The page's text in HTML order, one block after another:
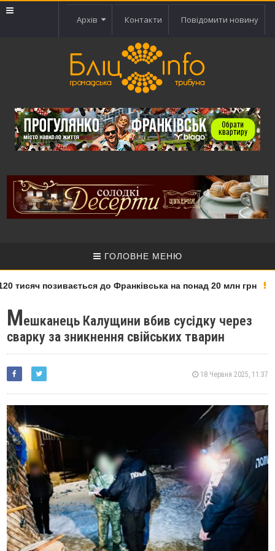
Архів Контакти Повідомити новину
ГОЛОВНЕ МЕНЮ
тисяч позивається до Франківська на понад 20 млн грн
Мешканець Калущини вбив сусідку через
сварку за зникнення свійських тварин
18 Червня 2025, 11:37